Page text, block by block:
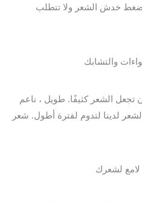
تجعل الشعر كثيفًا. طويل ، ناعم
لدينا لتدوم لفترة أطول. شعر
لامع لشعرك